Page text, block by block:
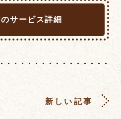
サービス詳細
新しい記事